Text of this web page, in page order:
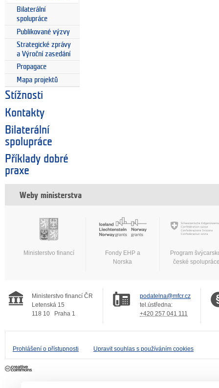
Bilaterální
spolupráce
Publikované výzvy
Strategické zprávy
a Výroční zasedání
Propagace
Mapa projektů
Stížnosti
Kontakty
Bilaterální
spolupráce
Příklady dobré
praxe
Weby ministerstva
Ministerstvo financí
Fondy EHP a
Norska
Program
české
Ministerstvo financí ČR
Letenská 15
118 10
Praha 1
podatelna@mfcr.cz
tel.ústředna:
+420 257 041 111
Prohlášení o přístupnosti Upravit souhlas s používáním cookies